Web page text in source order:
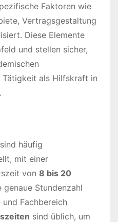
Faktoren wie
Vertragsgestaltung
Diese Elemente
und stellen sicher,
als Hilfskraft in
häufig
mit einer
von 8 bis 20
genaue Stundenzahl
Fachbereich
sind üblich, um